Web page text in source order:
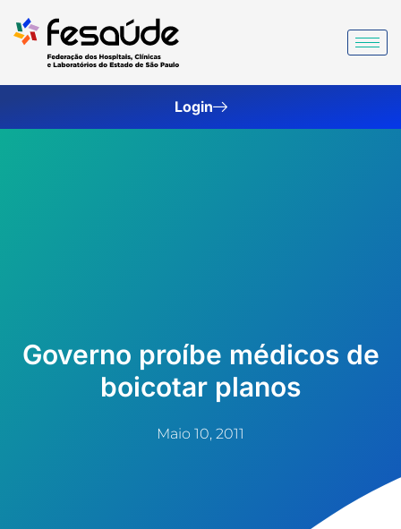
para
Login
Governo proíbe médicos de
boicotar planos
Maio 10, 2011